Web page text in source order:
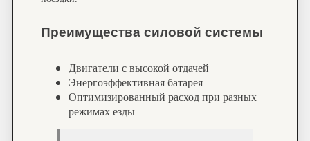
Преимущества силовой системы
Двигатели с высокой отдачей
Энергоэффективная батарея
Оптимизированный расход при разных
режимах езды